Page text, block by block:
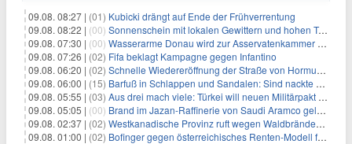
09.08. 08:27 | (01) Kubicki drängt auf Ende der Frühverrentung
09.08. 08:22 | (00) Sonnenschein mit lokalen Gewittern und hohen Temperaturen
09.08. 07:30 | (00) Wasserarme Donau wird zur Asservatenkammer der Geschichte
09.08. 07:26 | (02) Fifa beklagt Kampagne gegen Infantino
09.08. 06:20 | (02) Schnelle Wiedereröffnung der Straße von Hormus ungewiss
09.08. 06:00 | (15) Barfuß in Schlappen und Sandalen: Sind nackte Füße eklig?
09.08. 05:55 | (03) Aus drei mach viele: Türkei will neuen Militärpakt erweitern
09.08. 05:05 | (00) Brand im Jazan-Raffinerie von Saudi Aramco gelöscht: Auswirkungen auf die Energiemärkte
09.08. 02:37 | (02) Westkanadische Provinz ruft wegen Waldbränden Notstand aus
09.08. 01:00 | (02) Bofinger gegen österreichisches Renten-Modell für Schwerarbeiter